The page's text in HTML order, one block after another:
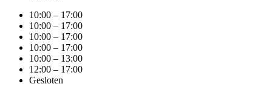
10:00 – 17:00
10:00 – 17:00
10:00 – 17:00
10:00 – 17:00
10:00 – 13:00
12:00 – 17:00
Gesloten